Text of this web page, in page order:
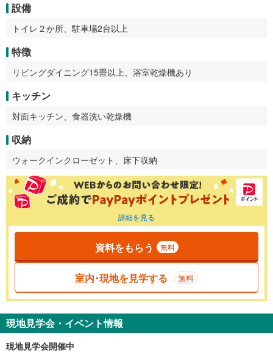
設備
トイレ２か所、駐車場2台以上
特徴
リビングダイニング15畳以上、浴室乾燥機あり
キッチン
対面キッチン、食器洗い乾燥機
収納
ウォークインクローゼット、床下収納
詳細を見る
資料をもらう 無料
室内･現地を見学する 無料
現地見学会・イベント情報
現地見学会開催中